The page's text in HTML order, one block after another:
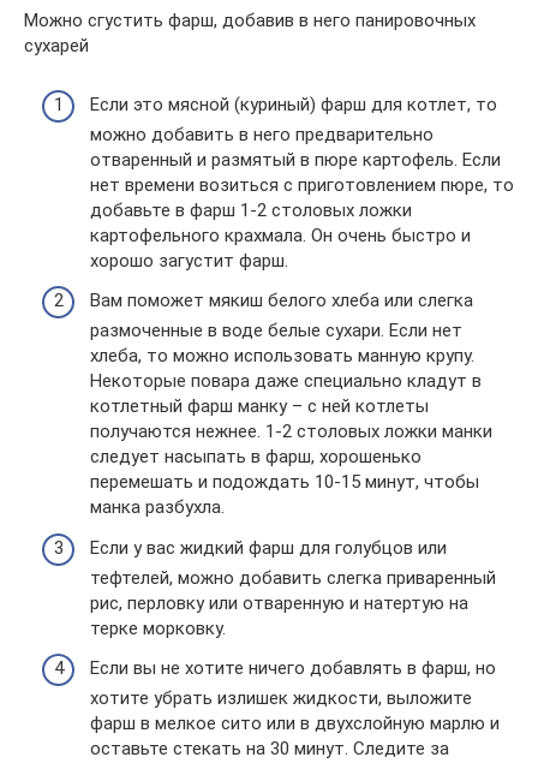
Можно сгустить фарш, добавив в него панировочных
сухарей
Если это мясной (куриный) фарш для котлет, то
можно добавить в него предварительно
отваренный и размятый в пюре картофель. Если
нет времени возиться с приготовлением пюре, то
добавьте в фарш 1-2 столовых ложки
картофельного крахмала. Он очень быстро и
хорошо загустит фарш.
Вам поможет мякиш белого хлеба или слегка
размоченные в воде белые сухари. Если нет
хлеба, то можно использовать манную крупу.
Некоторые повара даже специально кладут в
котлетный фарш манку – с ней котлеты
получаются нежнее. 1-2 столовых ложки манки
следует насыпать в фарш, хорошенько
перемешать и подождать 10-15 минут, чтобы
манка разбухла.
Если у вас жидкий фарш для голубцов или
тефтелей, можно добавить слегка приваренный
рис, перловку или отваренную и натертую на
терке морковку.
Если вы не хотите ничего добавлять в фарш, но
хотите убрать излишек жидкости, выложите
фарш в мелкое сито или в двухслойную марлю и
оставьте стекать на 30 минут. Следите за